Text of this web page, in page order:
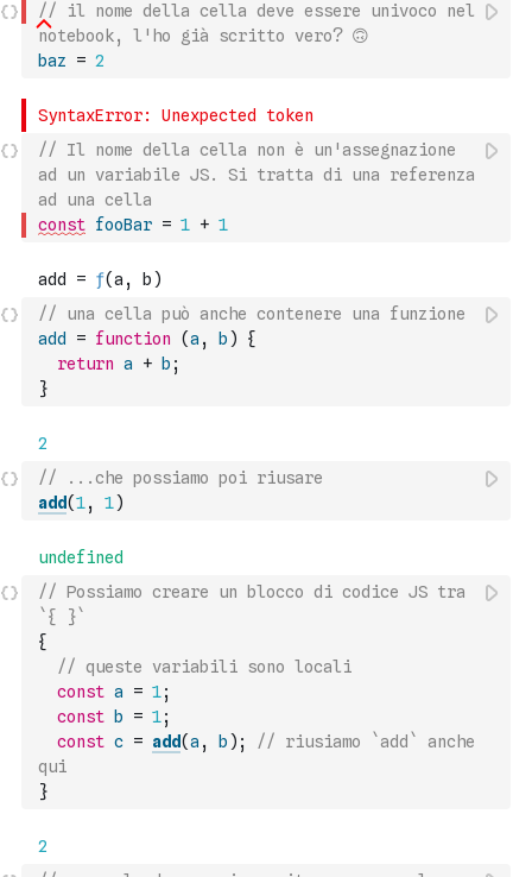
// il nome della cella deve essere univoco nel
notebook, l'ho già scritto vero? 🙃
baz
= 2
// Il nome della cella non è un'assegnazione
ad un variabile JS. Si tratta di una referenza
ad una cella
const fooBar = 1 + 1
// una cella può anche contenere una funzione
add
= function (a , b )
{
return a + b ;
}
// ...che possiamo poi riusare
add(1, 1)
// Possiamo creare un blocco di codice JS tra
`{ }`
{
// queste variabili sono locali
const a = 1;
const
b = 1;
const c = add(a , b ) ;
// riusiamo `add` anche
qui
}